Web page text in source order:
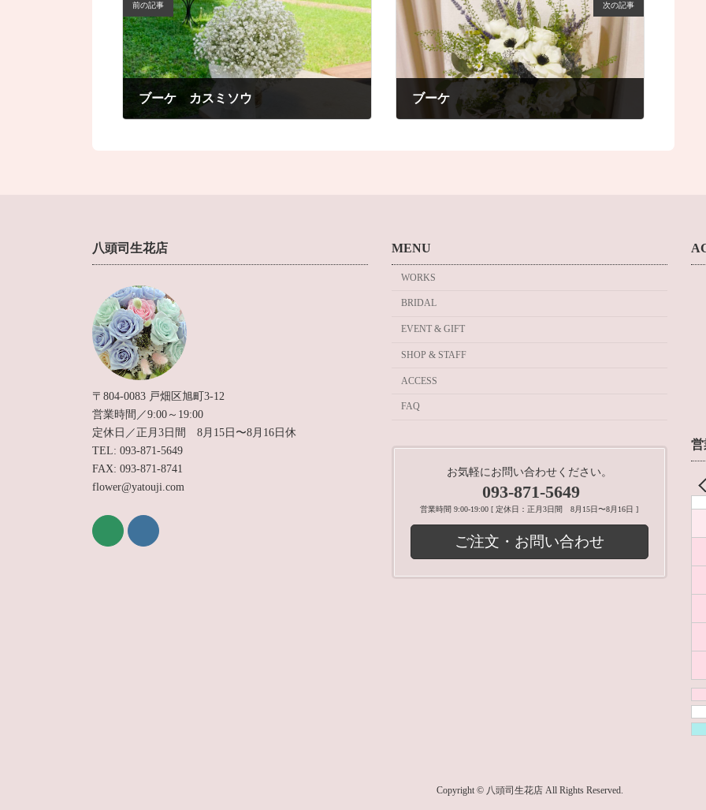
前の記事
ブーケ カスミソウ
次の記事
ブーケ
八頭司生花店
〒804-0083 戸畑区旭町3-12
営業時間／9:00～19:00
定休日／正月3日間 8月15日〜8月16日休
TEL: 093-871-5649
FAX: 093-871-8741
flower@yatouji.com
MENU
WORKS
BRIDAL
EVENT & GIFT
SHOP & STAFF
ACCESS
FAQ
お気軽にお問い合わせください。
093-871-5649
営業時間 9:00-19:00 [ 定休日：正月3日間 8月15日〜8月16日 ]
ご注文・お問い合わせ
営
Copyright © 八頭司生花店 All Rights Reserved.